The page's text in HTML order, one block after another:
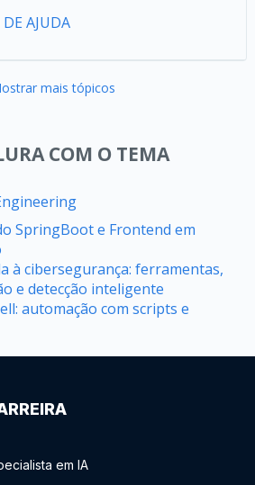
DE AJUDA
mais tópicos
COM O TEMA
SpringBoot e Frontend em
à cibersegurança: ferramentas,
e detecção inteligente
automação com scripts e
em IA